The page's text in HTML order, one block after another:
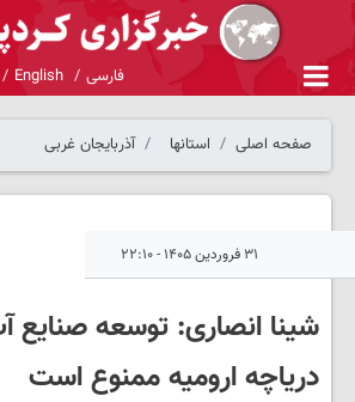
فارسی English
صفحه اصلی استانها آذربایجان غربی
۳۱ فروردین ۱۴۰۵ - ۲۲:۱۰
شینا انصاری: توسعه صنایع
دریاچه ارومیه ممنوع است